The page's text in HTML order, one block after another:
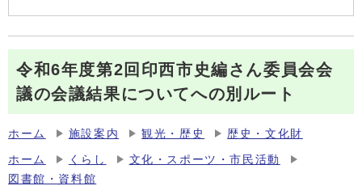
令和6年度第2回印西市史編さん委員会会
議の会議結果についてへの別ルート
ホーム 施設案内 観光・歴史 歴史・文化財
ホーム くらし
文化・スポーツ・市民活動
図書館・資料館